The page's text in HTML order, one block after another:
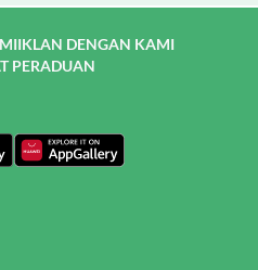
IKLAN DENGAN KAMI
PERADUAN